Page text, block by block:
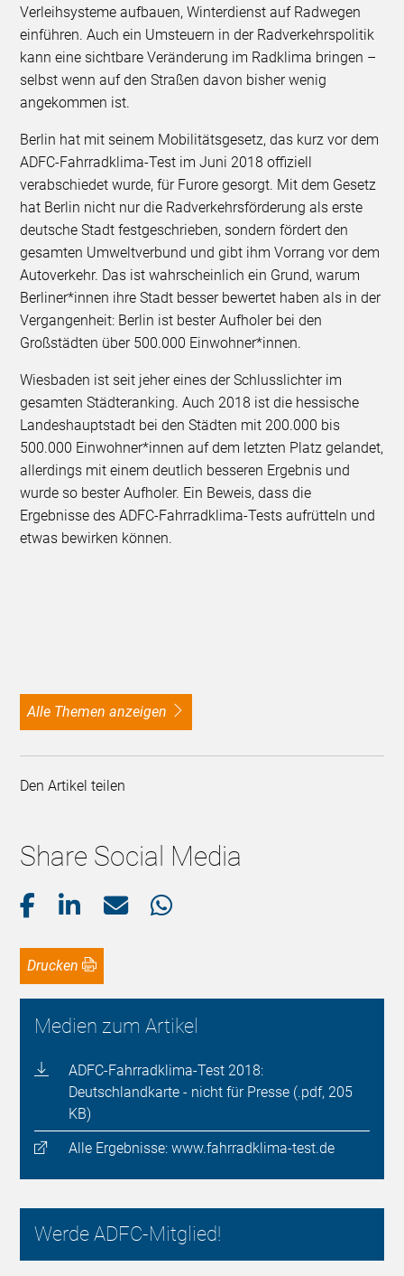
Verleihsysteme aufbauen, Winterdienst auf Radwegen
einführen. Auch ein Umsteuern in der Radverkehrspolitik
kann eine sichtbare Veränderung im Radklima bringen –
selbst wenn auf den Straßen davon bisher wenig
angekommen ist.
Berlin hat mit seinem Mobilitätsgesetz, das kurz vor dem
ADFC-Fahrradklima-Test im Juni 2018 offiziell
verabschiedet wurde, für Furore gesorgt. Mit dem Gesetz
hat Berlin nicht nur die Radverkehrsförderung als erste
deutsche Stadt festgeschrieben, sondern fördert den
gesamten Umweltverbund und gibt ihm Vorrang vor dem
Autoverkehr. Das ist wahrscheinlich ein Grund, warum
Berliner*innen ihre Stadt besser bewertet haben als in der
Vergangenheit: Berlin ist bester Aufholer bei den
Großstädten über 500.000 Einwohner*innen.
Wiesbaden ist seit jeher eines der Schlusslichter im
gesamten Städteranking. Auch 2018 ist die hessische
Landeshauptstadt bei den Städten mit 200.000 bis
500.000 Einwohner*innen auf dem letzten Platz gelandet,
allerdings mit einem deutlich besseren Ergebnis und
wurde so bester Aufholer. Ein Beweis, dass die
Ergebnisse des ADFC-Fahrradklima-Tests aufrütteln und
etwas bewirken können.
alle Themen anzeigen
Den Artikel teilen
Share Social Media
Drucken
Medien zum Artikel
ADFC-Fahrradklima-Test 2018:
Deutschlandkarte - nicht für Presse (.pdf, 205
KB)
Alle Ergebnisse: www.fahrradklima-test.de
Werde ADFC-Mitglied!